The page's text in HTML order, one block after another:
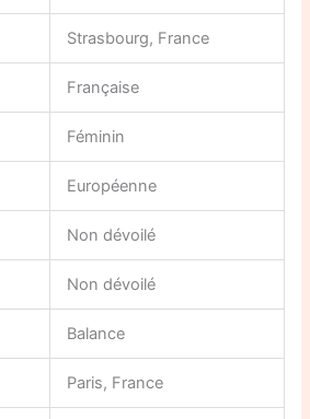
Strasbourg, France
Française
Féminin
Européenne
Non dévoilé
Non dévoilé
Balance
Paris, France